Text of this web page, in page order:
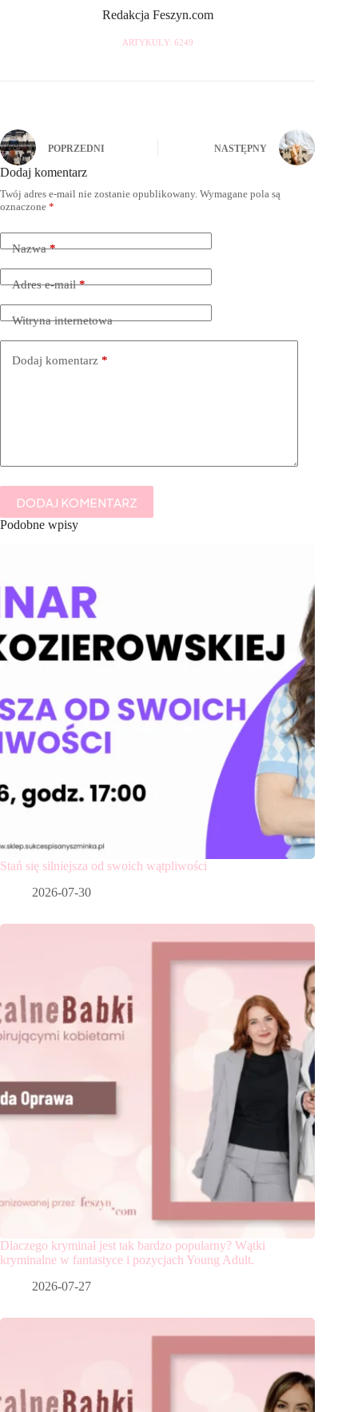
Redakcja Feszyn.com
ARTYKUŁY: 6249
POPRZEDNI NASTĘPNY
Dodaj komentarz
Twój adres e-mail nie zostanie opublikowany. Wymagane pola są
oznaczone *
Nazwa*
Adres e-mail*
Witryna internetowa
Dodaj komentarz *
DODAJ KOMENTARZ
Podobne wpisy
Stań się silniejsza od swoich wątpliwości
2026-07-30
Dlaczego kryminał jest tak bardzo popularny? Wątki
kryminalne w fantastyce i pozycjach Young Adult.
2026-07-27